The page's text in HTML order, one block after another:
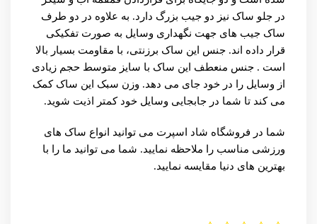
در جلو ساک نیز دو جیب بزرگ دارد. به علاوه در دو طرف
ساک جیب های جهت نگهداری وسایل به صورت تفکیکی
قرار داده اند. جنس این ساک برزنتی، با مقاومت بسیار بالا
است . جنس منعطف این ساک با سایز متوسط حجم زیادی
از وسایل را در خود جای می دهد. وزن سبک این ساک کمک
می کند تا شما در جابجایی وسایل خود کمتر اذیت شوید.
شما در فروشگاه شاد اسپرت می توانید انواع ساک های
ورزشی مناسب را ملاحظه نمایید. شما می توانید ما را با
بهترین های دنیا مقایسه نمایید.